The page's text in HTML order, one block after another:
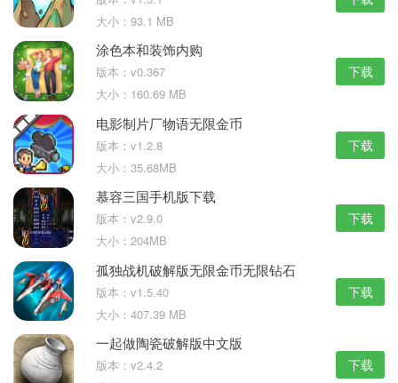
大小：93.1 MB
涂色本和装饰内购
版本：v0.367
大小：160.69 MB
下载
电影制片厂物语无限金币
版本：v1.2.8
大小：35.68MB
下载
慕容三国手机版下载
版本：v2.9.0
大小：204MB
下载
孤独战机破解版无限金币无限钻石
版本：v1.5.40
大小：407.39 MB
下载
一起做陶瓷破解版中文版
版本：v2.4.2
下载